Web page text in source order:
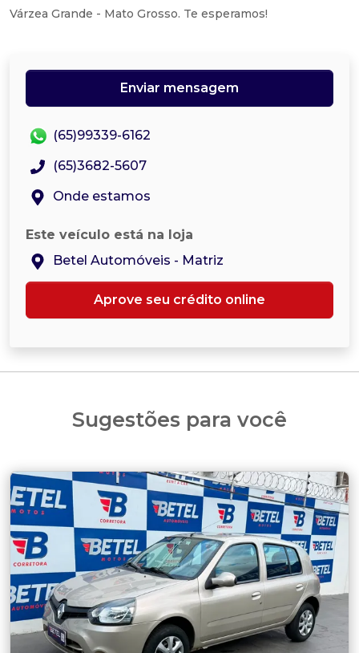
Várzea Grande - Mato Grosso. Te esperamos!
Enviar mensagem
(65)99339-6162
(65)3682-5607
Onde estamos
Este veículo está na loja
Betel Automóveis - Matriz
Aprove seu crédito online
Sugestões para você